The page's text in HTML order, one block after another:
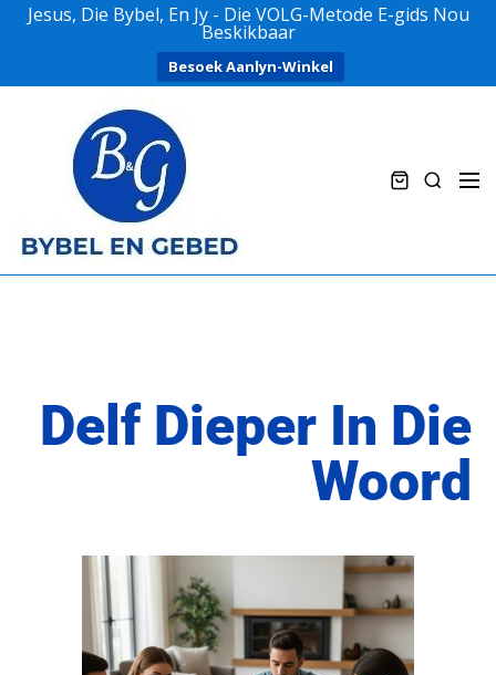
Jesus, Die Bybel, En Jy - Die VOLG-Metode E-gids Nou
Beskikbaar
Besoek Aanlyn-Winkel
Delf Dieper In Die
Woord